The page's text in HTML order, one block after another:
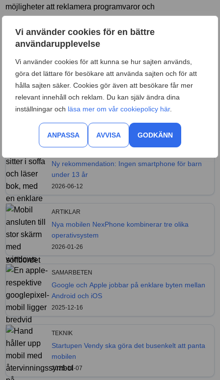
Vi använder cookies för en bättre
användarupplevelse
Vi använder cookies för att kunna se hur sajten används,
göra det lättare för besökare att använda sajten och för att
hålla sajten säker. Cookies gör även att besökare får mer
relevant innehåll och reklam. Du kan själv ändra dina
inställningar och läsa mer om vår cookiepolicy här.
ANPASSA AVVISA GODKÄNN
möjligheter att reklamera programvaror och
Det innebär att företag inte har samma möjlighet att friskriva
Konsumentköplagen säger också att säljaren måste erbjuda
uppdateringar som krävs för att en vara eller tjänst ska
stämma överens med det ursprungliga avtalet. Det gäller då
till exempel datorer och mobiltelefoner.
Senaste nyheterna
Ny rekommendation: Ingen smartphone för barn
under 13 år
2026-06-12
ARTIKLAR
Nya mobilen NexPhone kombinerar tre olika
operativsystem
2026-01-26
SAMARBETEN
Google och Apple jobbar på enklare byten mellan
Android och iOS
2025-12-16
TEKNIK
Startupen Vendy ska göra det busenkelt att panta
mobilen
2025-11-07